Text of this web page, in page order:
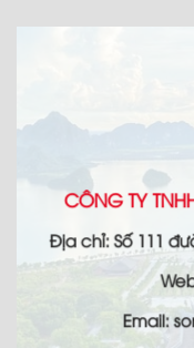
CÔNG TY
Địa chỉ: Số 111
Email: